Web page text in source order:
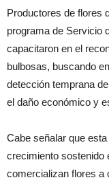
Productores de flores
programa de Servicio
capacitaron en el
bulbosas, buscando
detección temprana
el daño económico y
Cabe señalar que
crecimiento sostenido
comercializan flores a